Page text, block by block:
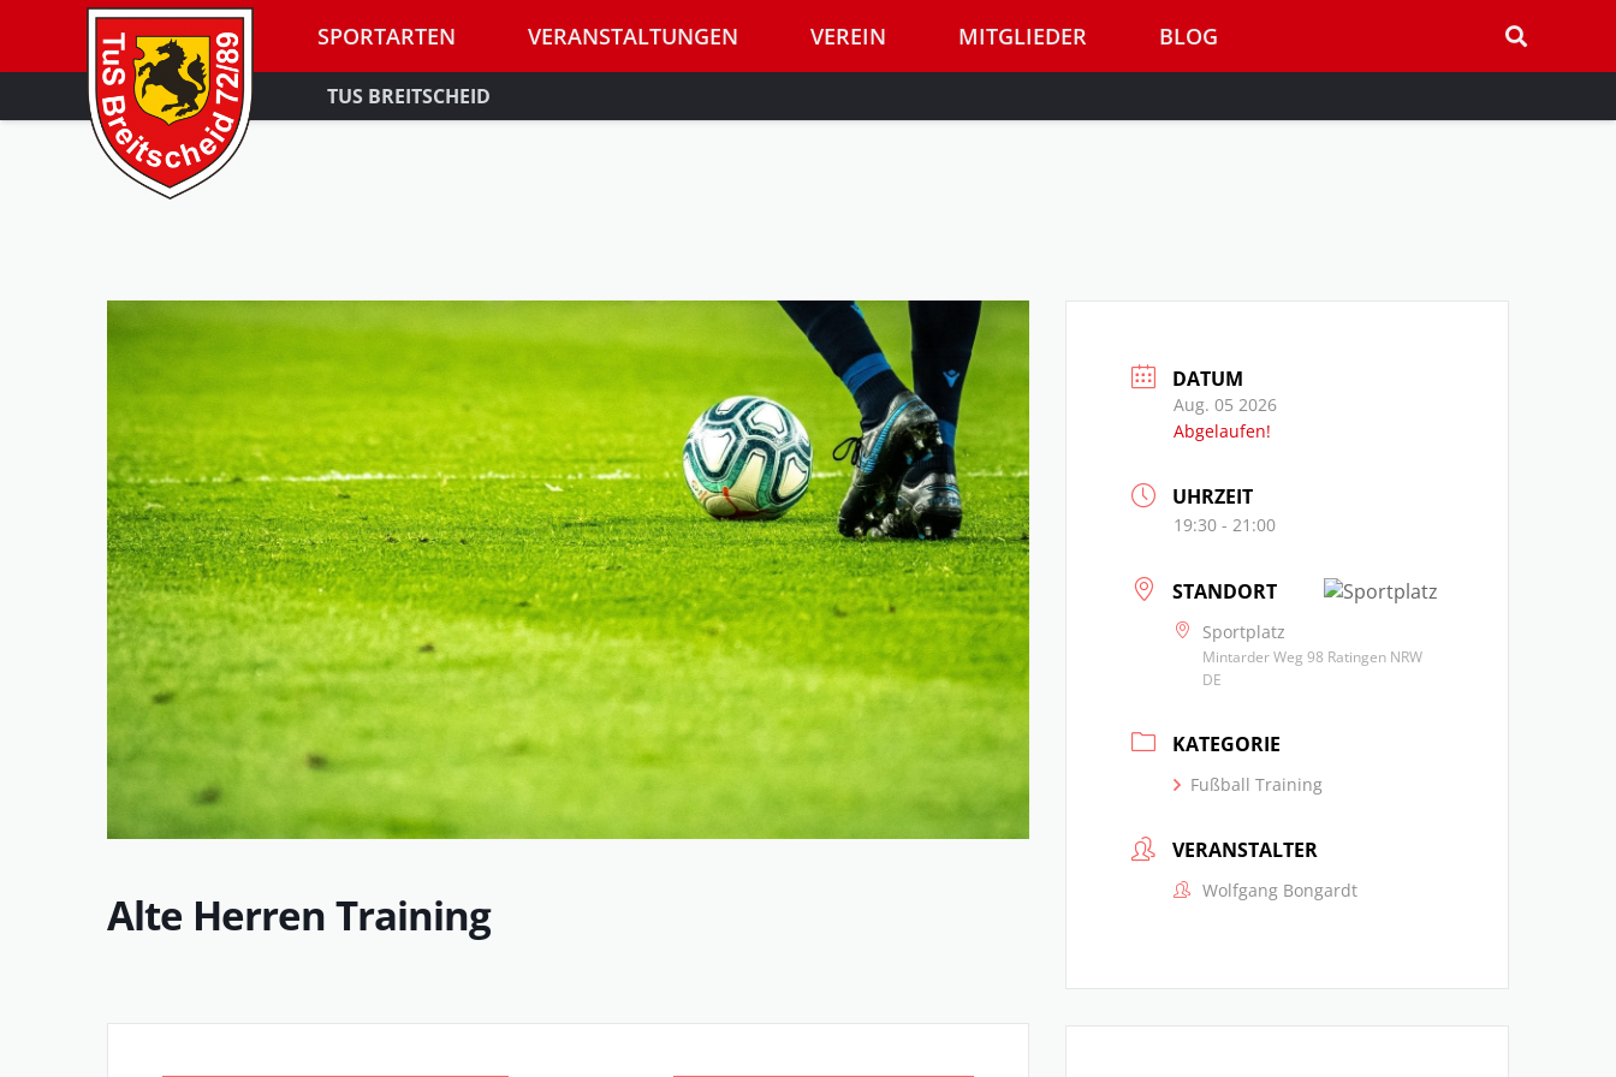
SPORTARTEN VERANSTALTUNGEN VEREIN MITGLIEDER BLOG
TUS BREITSCHEID
Alte Herren Training
DATUM
Aug. 05 2026
Abgelaufen!
UHRZEIT
19:30 - 21:00
STANDORT
Sportplatz
Mintarder Weg 98 Ratingen NRW
DE
KATEGORIE
Fußball Training
VERANSTALTER
Wolfgang Bongardt